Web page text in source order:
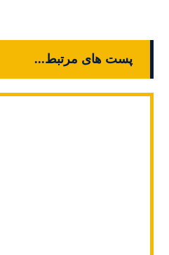
پست های مرتبط...